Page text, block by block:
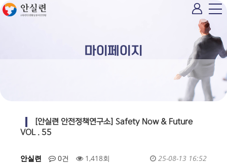
마이페이지
[안실련 안전정책연구소] Safety Now & Future
VOL . 55
안실련 0건 1,418회 25-08-13 16:52